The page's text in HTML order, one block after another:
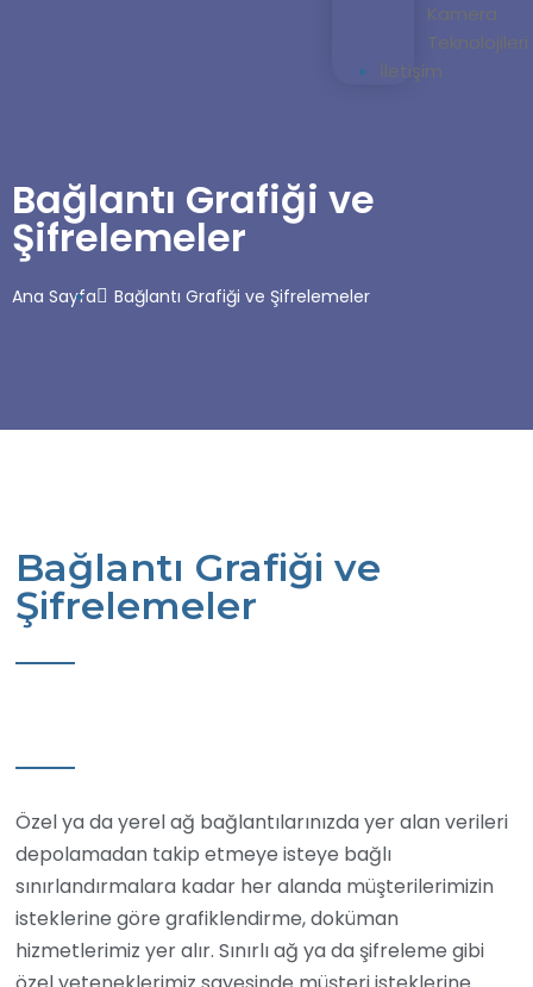
Kamera
Teknolojileri
İletişim
Bağlantı Grafiği ve
Şifrelemeler
Ana Sayfa Bağlantı Grafiği ve Şifrelemeler
Bağlantı Grafiği ve
Şifrelemeler
Özel ya da yerel ağ bağlantılarınızda yer alan verileri
depolamadan takip etmeye isteye bağlı
sınırlandırmalara kadar her alanda müşterilerimizin
isteklerine göre grafiklendirme, doküman
hizmetlerimiz yer alır. Sınırlı ağ ya da şifreleme gibi